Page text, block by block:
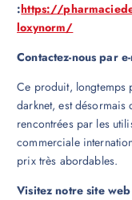
:https://
loxynorm/
Contactez-nous par
Ce produit, longtemps
darknet, est
rencontrées par les
commerciale
prix très abordables.
Visitez notre site web